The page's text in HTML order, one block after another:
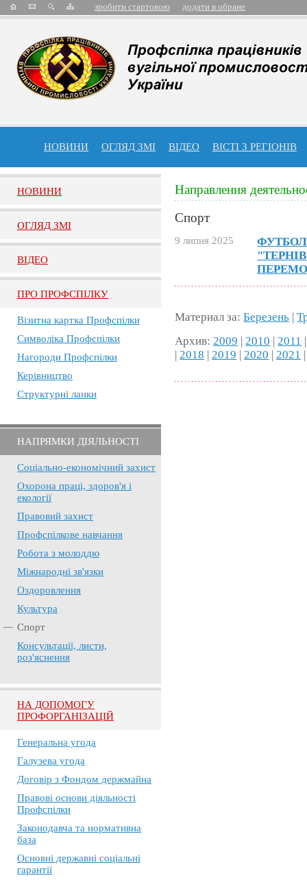
зробити стартовою додати в обране
НОВИНИ ОГЛЯД ЗМІ ВІДЕО ВІСТІ З РЕГІОНІВ
НОВИНИ
ОГЛЯД ЗМI
ВIДЕО
ПРО ПРОФСПIЛКУ
Візитна картка Профспілки
Символіка Профспілки
Нагороди Профспілки
Керівництво
Структурні ланки
НАПРЯМКИ ДІЯЛЬНОСТІ
Соціально-економічний захист
Охорона праці, здоров'я і
екології
Правовий захист
Профспілкове навчання
Робота з молоддю
Міжнародні зв'язки
Оздоровлення
Культура
Спорт
Консультації, листи,
роз'яснення
НА ДОПОМОГУ
ПРОФОРГАНІЗАЦІЙ
Генеральна угода
Галузева угода
Договір з Фондом держмайна
Правові основи діяльності
Профспілки
Законодавча та нормативна
база
Основні державні соціальні
гарантії
Направления
Спорт
9 липня 2025
Материал за:Березень |
Архив: 2009 | 2010 | 2011
| 2018 | 2019 | 2020 | 2021